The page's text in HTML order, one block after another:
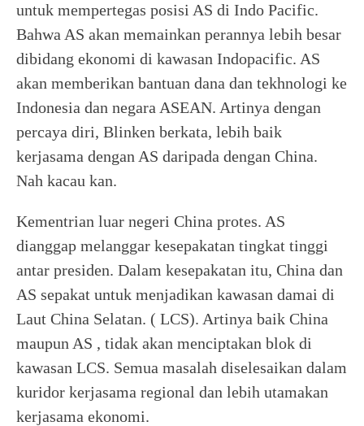
untuk mempertegas posisi AS di Indo Pacific.
Bahwa AS akan memainkan perannya lebih besar
dibidang ekonomi di kawasan Indopacific. AS
akan memberikan bantuan dana dan tekhnologi ke
Indonesia dan negara ASEAN. Artinya dengan
percaya diri, Blinken berkata, lebih baik
kerjasama dengan AS daripada dengan China.
Nah kacau kan.
Kementrian luar negeri China protes. AS
dianggap melanggar kesepakatan tingkat tinggi
antar presiden. Dalam kesepakatan itu, China dan
AS sepakat untuk menjadikan kawasan damai di
Laut China Selatan. ( LCS). Artinya baik China
maupun AS , tidak akan menciptakan blok di
kawasan LCS. Semua masalah diselesaikan dalam
kuridor kerjasama regional dan lebih utamakan
kerjasama ekonomi.